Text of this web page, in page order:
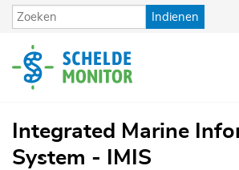
Overslaan
en
de
inhoud
Indienen
Integrated Marine
System - IMIS